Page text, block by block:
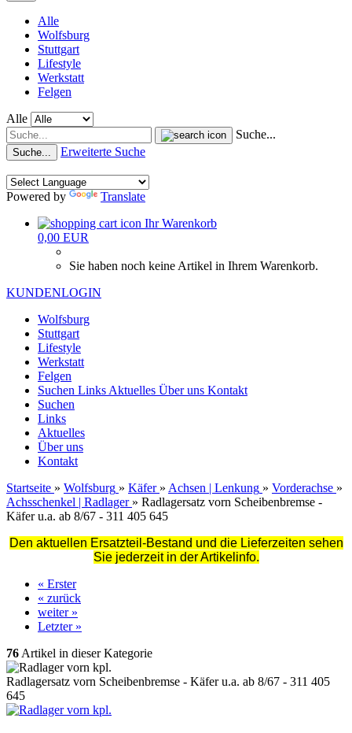
Alle
Wolfsburg
Stuttgart
Lifestyle
Werkstatt
Felgen
Alle
Suche...
Suche... Erweiterte Suche
Powered by
Translate
Ihr Warenkorb
0,00 EUR
Sie haben noch keine Artikel in Ihrem Warenkorb.
KUNDENLOGIN
Wolfsburg
Stuttgart
Lifestyle
Werkstatt
Felgen
Suchen Links Aktuelles Über uns Kontakt
Suchen
Links
Aktuelles
Über uns
Kontakt
Startseite » Wolfsburg » Käfer » Achsen | Lenkung » Vorderachse »
Achsschenkel | Radlager » Radlagersatz vorn Scheibenbremse -
Käfer u.a. ab 8/67 - 311 405 645
Den aktuellen Ersatzteil-Bestand und die Lieferzeiten sehen
Sie jederzeit in der Artikelinfo.
« Erster
« zurück
weiter »
Letzter »
76 Artikel in dieser Kategorie
Radlagersatz vorn Scheibenbremse - Käfer u.a. ab 8/67 - 311 405
645